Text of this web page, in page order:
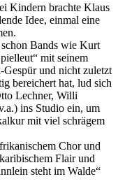
Kindern brachte Klaus
Idee, einmal eine
Bands wie Kurt
mit seinem
Gespür und nicht zuletzt
bereichert hat, lud sich
Lechner, Willi
ins Studio ein, um
mit viel schrägem
Chor und
Flair und
steht im Walde“